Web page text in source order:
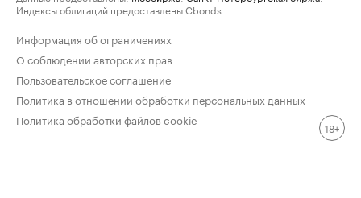
Индексы облигаций предоставлены Cbonds.
Информация об ограничениях
О соблюдении авторских прав
Пользовательское соглашение
Политика в отношении обработки персональных данных
Политика обработки файлов cookie
18+